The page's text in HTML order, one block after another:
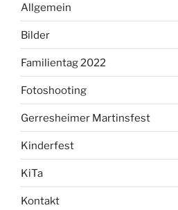
Allgemein
Bilder
Familientag 2022
Fotoshooting
Gerresheimer Martinsfest
Kinderfest
KiTa
Kontakt